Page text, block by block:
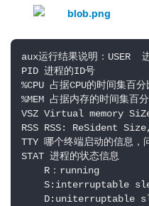
aux运行结果说明：USER
PID 进程的ID号
%CPU 占据CPU的时间集百分
%MEM 占据内存的时间集百
VSZ Virtual memory
RSS RSS: ReSident
TTY 哪个终端启动的信息，
STAT 进程的状态信息
R：running
S:interruptable
D:uniterruptable